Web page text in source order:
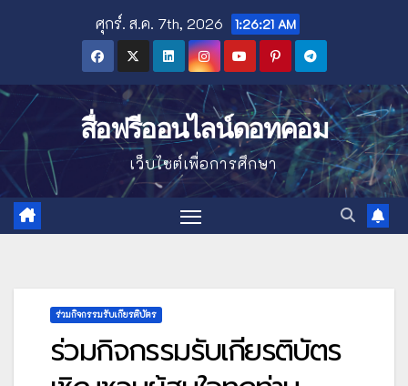
ศุกร์. ส.ค. 7th, 2026 1:26:23 AM
สื่อฟรีออนไลน์ดอทคอม
เว็บไซต์เพื่อการศึกษา
ร่วมกิจกรรมรับเกียรติบัตร
ร่วมกิจกรรมรับเกียรติบัตร